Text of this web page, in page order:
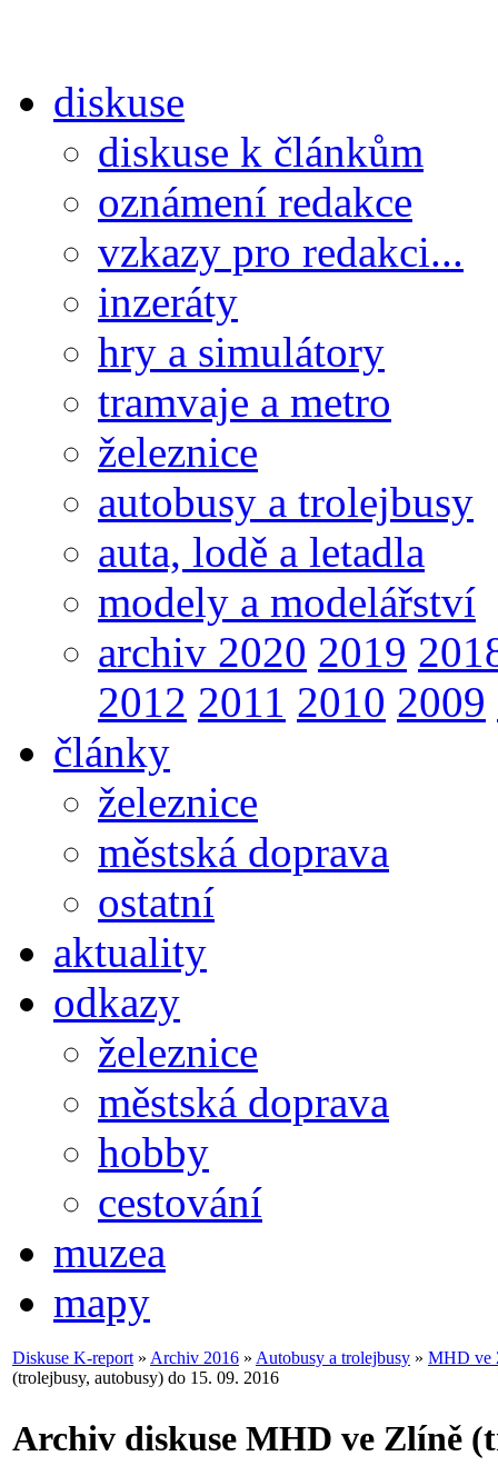
diskuse
diskuse k článkům
oznámení redakce
vzkazy pro redakci...
inzeráty
hry a simulátory
tramvaje a metro
železnice
autobusy a trolejbusy
auta, lodě a letadla
modely a modelářství
archiv 2020 2019
2012 2011 2010 2009
články
železnice
městská doprava
ostatní
aktuality
odkazy
železnice
městská doprava
hobby
cestování
muzea
mapy
Diskuse K-report » Archiv 2016 » Autobusy a trolejbusy » MHD ve
(trolejbusy, autobusy) do 15. 09. 2016
Archiv diskuse MHD ve Zlíně